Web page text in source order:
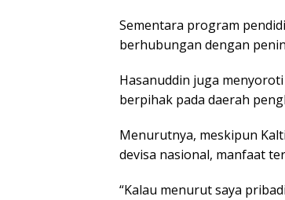
Sementara program
berhubungan dengan
Hasanuddin juga
berpihak pada daerah
Menurutnya, meskipun
devisa nasional, manfaat
“Kalau menurut saya